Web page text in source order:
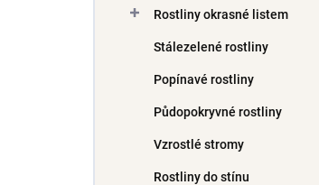
Rostliny okrasné listem
Stálezelené rostliny
Popínavé rostliny
Půdopokryvné rostliny
Vzrostlé stromy
Rostliny do stínu